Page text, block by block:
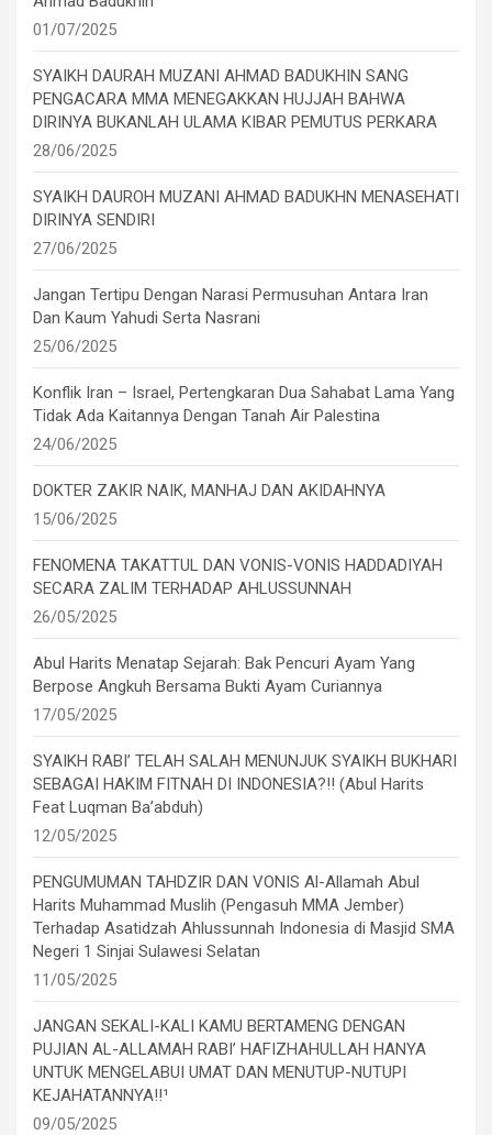
01/07/2025
SYAIKH DAURAH MUZANI AHMAD BADUKHIN SANG
PENGACARA MMA MENEGAKKAN HUJJAH BAHWA
DIRINYA BUKANLAH ULAMA KIBAR PEMUTUS PERKARA
28/06/2025
SYAIKH DAUROH MUZANI AHMAD BADUKHN MENASEHATI
DIRINYA SENDIRI
27/06/2025
Jangan Tertipu Dengan Narasi Permusuhan Antara Iran
Dan Kaum Yahudi Serta Nasrani
25/06/2025
Konflik Iran – Israel, Pertengkaran Dua Sahabat Lama Yang
Tidak Ada Kaitannya Dengan Tanah Air Palestina
24/06/2025
DOKTER ZAKIR NAIK, MANHAJ DAN AKIDAHNYA
15/06/2025
FENOMENA TAKATTUL DAN VONIS-VONIS HADDADIYAH
SECARA ZALIM TERHADAP AHLUSSUNNAH
26/05/2025
Abul Harits Menatap Sejarah: Bak Pencuri Ayam Yang
Berpose Angkuh Bersama Bukti Ayam Curiannya
17/05/2025
SYAIKH RABI’ TELAH SALAH MENUNJUK SYAIKH BUKHARI
SEBAGAI HAKIM FITNAH DI INDONESIA?!! (Abul Harits
Feat Luqman Ba’abduh)
12/05/2025
PENGUMUMAN TAHDZIR DAN VONIS Al-Allamah Abul
Harits Muhammad Muslih (Pengasuh MMA Jember)
Terhadap Asatidzah Ahlussunnah Indonesia di Masjid SMA
Negeri 1 Sinjai Sulawesi Selatan
11/05/2025
JANGAN SEKALI-KALI KAMU BERTAMENG DENGAN
PUJIAN AL-ALLAMAH RABI’ HAFIZHAHULLAH HANYA
UNTUK MENGELABUI UMAT DAN MENUTUP-NUTUPI
KEJAHATANNYA!!¹
09/05/2025